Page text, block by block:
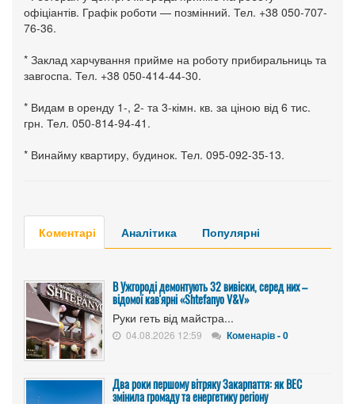
офіціантів. Графік роботи — позмінний. Тел. +38 050-707-
76-36.
* Заклад харчування прийме на роботу прибиральниць та
завгоспа. Тел. +38 050-414-44-30.
* Видам в оренду 1-, 2- та 3-кімн. кв. за ціною від 6 тис.
грн. Тел. 050-814-94-41.
* Винайму квартиру, будинок. Тел. 095-092-35-13.
Коментарі Аналітика Популярні
В Ужгороді демонтують 32 вивіски, серед них –
відомої кав'ярні «Shtefanyo V&V»
Руки геть від майстра...
04.08.2026 12:59 Коменарів - 0
Два роки першому вітряку Закарпаття: як ВЕС
змінила громаду та енергетику регіону